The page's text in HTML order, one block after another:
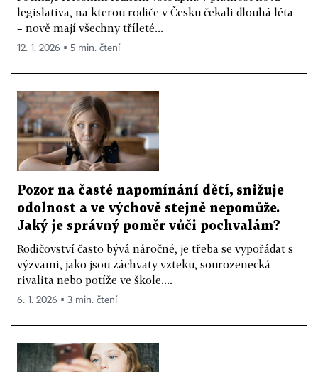
legislativa, na kterou rodiče v Česku čekali dlouhá léta
– nově mají všechny tříleté...
12. 1. 2026 ▪ 5 min. čtení
Pozor na časté napomínání dětí, snižuje
odolnost a ve výchově stejně nepomůže.
Jaký je správný poměr vůči pochvalám?
Rodičovství často bývá náročné, je třeba se vypořádat s
výzvami, jako jsou záchvaty vzteku, sourozenecká
rivalita nebo potíže ve škole....
6. 1. 2026 ▪ 3 min. čtení